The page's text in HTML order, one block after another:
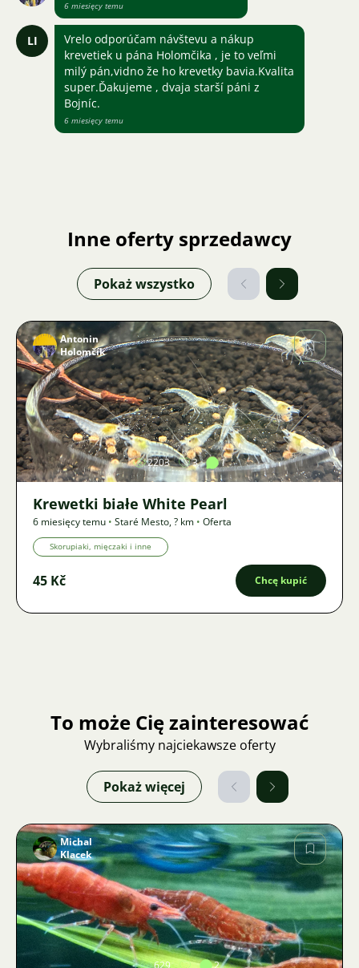
6 miesięcy temu
LI
Vrelo odporúčam návštevu a nákup
krevetiek u pána Holomčika , je to veľmi
milý pán,vidno že ho krevetky bavia.Kvalita
super.Ďakujeme , dvaja starší páni z
Bojníc.
6 miesięcy temu
Inne oferty sprzedawcy
Pokaż wszystko
Zdjęcie
Antonin
Holomčík
2203 3 1
Krewetki białe White Pearl
6 miesięcy temu • Staré Mesto,? km • Oferta
Skorupiaki, mięczaki i inne
45 Kč Chcę kupić
To może Cię zainteresować
Wybraliśmy najciekawsze oferty
Pokaż więcej
Zdjęcie
Michal
Klacek
629 2